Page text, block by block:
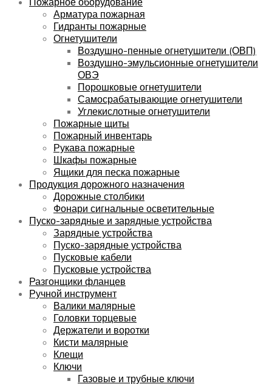
Арматура пожарная
Гидранты пожарные
Огнетушители
Воздушно-пенные огнетушители (ОВП)
Воздушно-эмульсионные огнетушители
ОВЭ
Порошковые огнетушители
Самосрабатывающие огнетушители
Углекислотные огнетушители
Пожарные щиты
Пожарный инвентарь
Рукава пожарные
Шкафы пожарные
Ящики для песка пожарные
Продукция дорожного назначения
Дорожные столбики
Фонари сигнальные осветительные
Пуско-зарядные и зарядные устройства
Зарядные устройства
Пуско-зарядные устройства
Пусковые кабели
Пусковые устройства
Разгонщики фланцев
Ручной инструмент
Валики малярные
Головки торцевые
Держатели и воротки
Кисти малярные
Клещи
Ключи
Газовые и трубные ключи